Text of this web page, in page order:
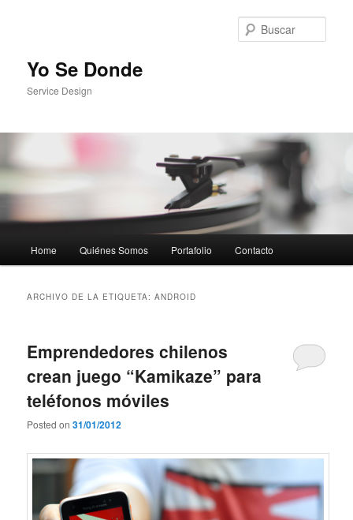
Yo Se Donde
Service Design
Ir al contenido principal
Ir al contenido secundario
Home Quiénes Somos Portafolio Contacto
ARCHIVO DE LA ETIQUETA:ANDROID
Emprendedores chilenos
crean juego “Kamikaze” para
teléfonos móviles
Posted on31/01/2012